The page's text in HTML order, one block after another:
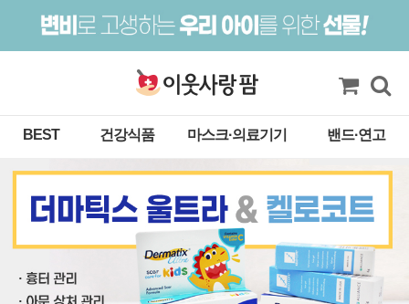
BEST 건강식품 마스크·의료기기 밴드·연고